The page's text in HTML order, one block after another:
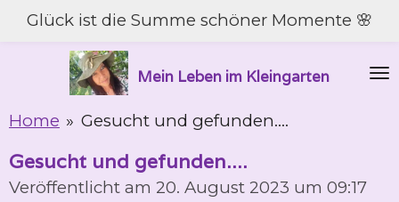
Zum
springen
Mein Leben im Kleingarten
Glück ist die Summe schöner Momente 🌸
Home » Gesucht und gefunden....
Gesucht und gefunden....
Veröffentlicht am 20. August 2023 um 09:17